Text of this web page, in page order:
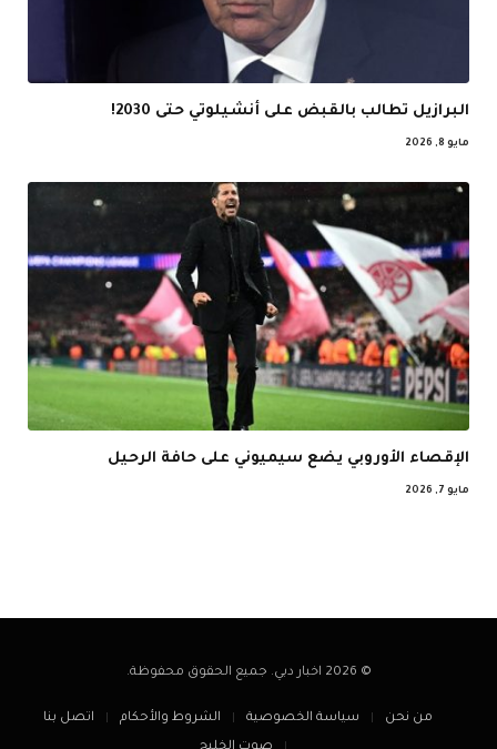
البرازيل تطالب بالقبض على أنشيلوتي حتى 2030!
مايو 8, 2026
الإقصاء الأوروبي يضع سيميوني على حافة الرحيل
مايو 7, 2026
© 2026 اخبار دبي. جميع الحقوق محفوظة.
من نحن سياسة الخصوصية الشروط والأحكام
اتصل بنا